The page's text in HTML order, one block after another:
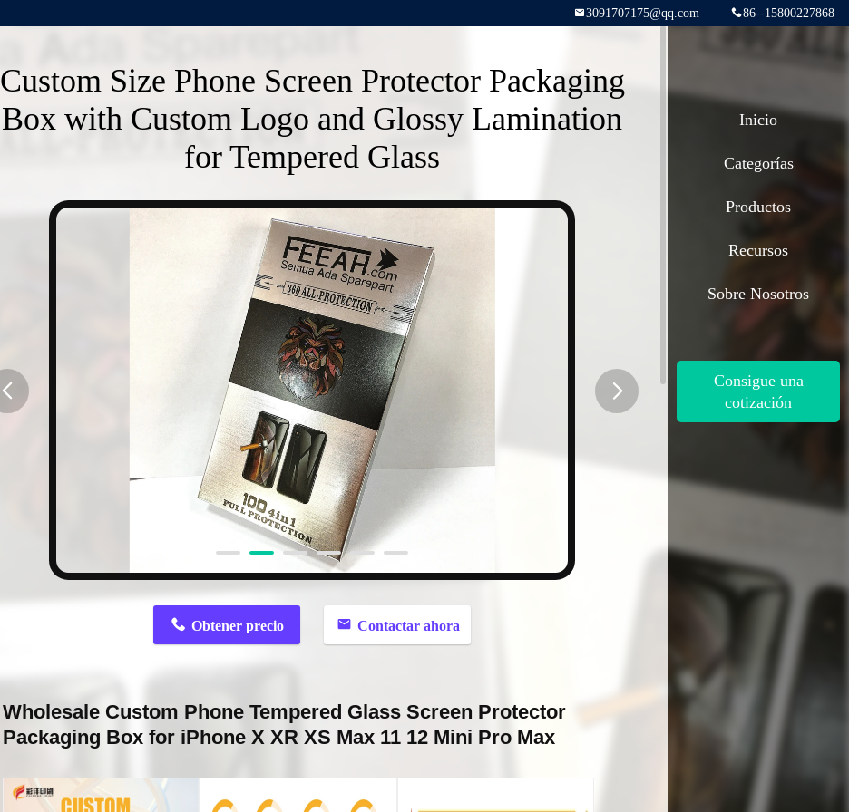
86--15800227868
3091707175@qq.com
Custom Size Phone Screen Protector Packaging
Box with Custom Logo and Glossy Lamination
for Tempered Glass
Obtener precio Contactar ahora
Wholesale Custom Phone Tempered Glass Screen Protector
Packaging Box for iPhone X XR XS Max 11 12 Mini Pro Max
Inicio
Categorías
Productos
Recursos
Sobre Nosotros
Consigue una
cotización